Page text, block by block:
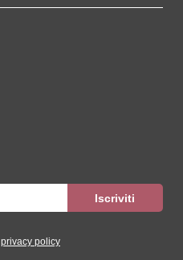
privacy policy